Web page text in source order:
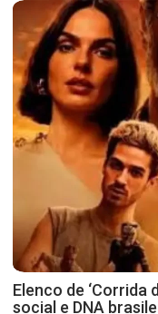
Elenco de ‘Corrida
social e DNA